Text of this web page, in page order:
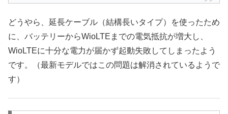
どうやら、延長ケーブル（結構長いタイプ）を使ったため
に、バッテリーからWioLTEまでの電気抵抗が増大し、
WioLTEに十分な電力が届かず起動失敗してしまったよう
です。（最新モデルではこの問題は解消されているようで
す）